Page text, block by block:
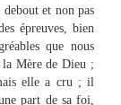
et non pas
épreuves, bien
que nous
la Mère de Dieu ;
elle a cru ; il
part de sa foi,